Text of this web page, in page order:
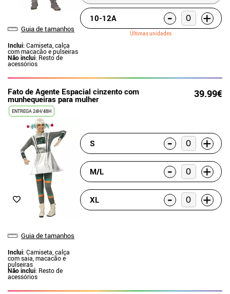
Guia de tamanhos
Inclui: Camiseta, calça
com macacão e pulseiras
Não inclui: Resto de
acessórios
10-12A - +
Últimas unidades
Fato de Agente Espacial cinzento com
munhequeiras para mulher 39.99€
ENTREGA 24H/48H
Guia de tamanhos
Inclui: Camiseta, calça
com saia, macacão e
pulseiras
Não inclui: Resto de
acessórios
S - +
M/L - +
XL - +